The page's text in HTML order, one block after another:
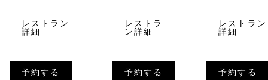
レストラン
詳細
予約する
レストラ
ン詳細
予約する
レストラン
詳細
予約する